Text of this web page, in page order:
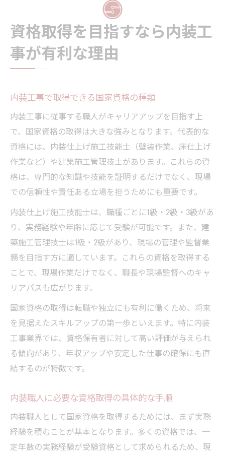
資格取得を目指すなら内装工
事が有利な理由
内装工事で取得できる国家資格の種類
内装工事に従事する職人がキャリアアップを目指す上
で、国家資格の取得は大きな強みとなります。代表的な
資格には、内装仕上げ施工技能士（壁装作業、床仕上げ
作業など）や建築施工管理技士があります。これらの資
格は、専門的な知識や技能を証明するだけでなく、現場
での信頼性や責任ある立場を担うためにも重要です。
内装仕上げ施工技能士は、職種ごとに1級・2級・3級があ
り、実務経験や年齢に応じて受験が可能です。また、建
築施工管理技士は1級・2級があり、現場の管理や監督業
務を目指す方に適しています。これらの資格を取得する
ことで、現場作業だけでなく、職長や現場監督へのキャ
リアパスも広がります。
国家資格の取得は転職や独立にも有利に働くため、将来
を見据えたスキルアップの第一歩といえます。特に内装
工事業界では、資格保有者に対して高い評価が与えられ
る傾向があり、年収アップや安定した仕事の確保にも直
結するのが特徴です。
内装職人に必要な資格取得の具体的な手順
内装職人として国家資格を取得するためには、まず実務
経験を積むことが基本となります。多くの資格では、一
定年数の実務経験が受験資格として求められるため、現